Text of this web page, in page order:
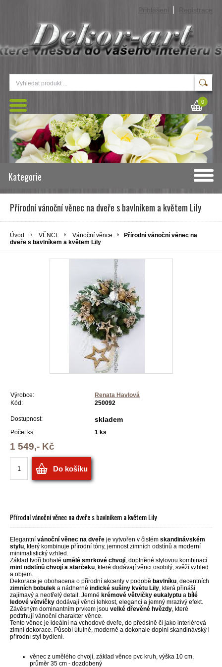
Přihlášení Registrace
0
Kategorie
Přírodní vánoční věnec na dveře s bavlníkem a květem Lily
Úvod VĚNCE Vánoční věnce
Přírodní vánoční věnec na
dveře s bavlníkem a květem Lily
Výrobce:
Renata Havlová
Kód:
250092
Dostupnost: skladem
Počet ks: 1 ks
1 549,- Kč
Do košíku
Přírodní vánoční věnec na dveře s bavlníkem a květem Lily
Elegantní vánoční věnec na dveře je vytvořen v čistém skandinávském
stylu, který kombinuje přírodní tóny, jemnost zimních odstínů a moderní
minimalistický vzhled.
Základ tvoří bohaté umělé smrkové chvojí, doplněné stylovou kombinací
mint odstínů chvojí a starčeku, které dodávají věnci osobitý, svěží vzhled
a objem.
Dekorace je obohacena o přírodní akcenty v podobě bavlníku, decentních
zimních bobulek a nádherné indické sušiny květu Lily, která přináší
zajímavý a neotřelý detail. Jemné krémové větvičky eukalyptu a bílé
ledové větvičky dodávají věnci lehkost, eleganci a jemný mrazivý efekt.
Závěsným dominantním prvkem jsou velké dřevěné hvězdy, které
podtrhují vánoční charakter věnce.
Tento věnec je ideální na vchodové dveře, do předsíně či jako interiérová
zimní dekorace. Působí útulně, moderně a dokonale doplní skandinávský i
přírodní styl bydlení.
věnec z umělého chvojí, základ věnce pvc kruh, výška 10 cm,
průměr 35 cm - dozdobený